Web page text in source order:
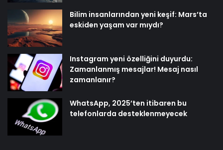
Bilim insanlarından yeni keşif: Mars’ta
eskiden yaşam var mıydı?
Instagram yeni özelliğini duyurdu:
Zamanlanmış mesajlar! Mesaj nasıl
zamanlanır?
WhatsApp, 2025’ten itibaren bu
telefonlarda desteklenmeyecek